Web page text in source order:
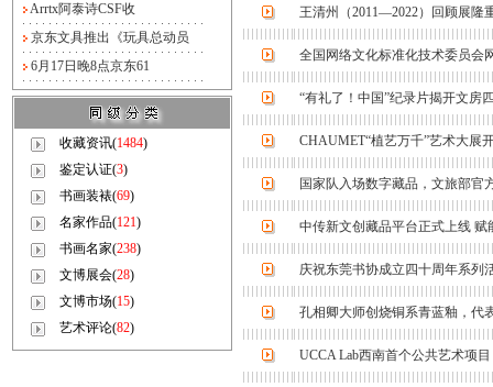
Arrtx阿泰诗CSF收
京东文具推出《玩具总动员
6月17日晚8点京东61
收藏资讯(1484)
鉴定认证(3)
书画装裱(69)
名家作品(121)
书画名家(238)
文博展会(28)
文博市场(15)
艺术评论(82)
王清州（2011—2022）回顾展隆
全国网络文化标准化技术委员会
“有礼了！中国”纪录片揭开文房
CHAUMET“植艺万千”艺术大展
国家队入场数字藏品，文旅部官
中传新文创藏品平台正式上线 赋
庆祝东莞书协成立四十周年系列
孔相卿大师创烧铜系青蓝釉，代
UCCA Lab西南首个公共艺术项